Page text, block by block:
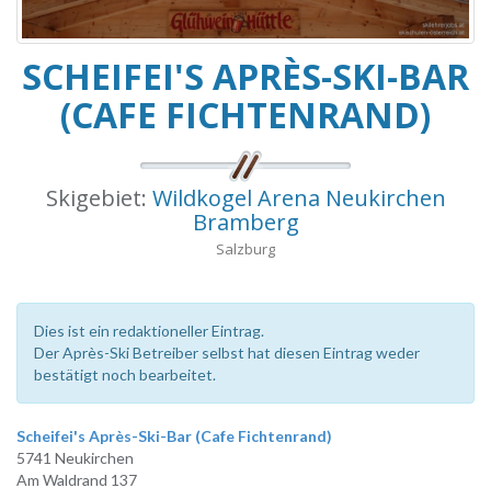
SCHEIFEI'S APRÈS-SKI-BAR
(CAFE FICHTENRAND)
Skigebiet: Wildkogel Arena Neukirchen
Bramberg
Salzburg
Dies ist ein redaktioneller Eintrag.
Der Après-Ski Betreiber selbst hat diesen Eintrag weder
bestätigt noch bearbeitet.
Scheifei's Après-Ski-Bar (Cafe Fichtenrand)
5741 Neukirchen
Am Waldrand 137